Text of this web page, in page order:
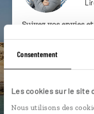
Consentement
Les cookies sur le site
Nous utilisons des
Suivez vos envies
Ils sauront
près de vos
connectés en
téléphone.